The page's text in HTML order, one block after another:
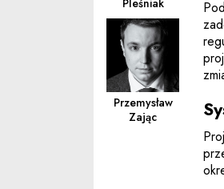
Pleśniak
Przemysław
Zając